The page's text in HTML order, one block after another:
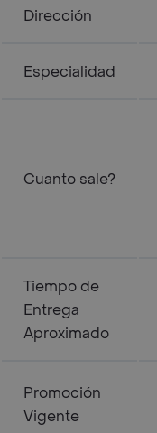
Dirección
Especialidad
Cuanto sale?
Tiempo de
Entrega
Aproximado
Promoción
Vigente